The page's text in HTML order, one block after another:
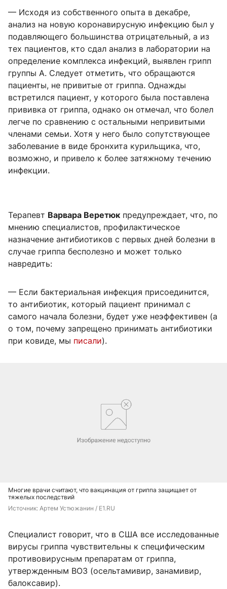
— Исходя из собственного опыта в декабре,
анализ на новую коронавирусную инфекцию был у
подавляющего большинства отрицательный, а из
тех пациентов, кто сдал анализ в лаборатории на
определение комплекса инфекций, выявлен грипп
группы А. Следует отметить, что обращаются
пациенты, не привитые от гриппа. Однажды
встретился пациент, у которого была поставлена
прививка от гриппа, однако он отмечал, что болел
легче по сравнению с остальными непривитыми
членами семьи. Хотя у него было сопутствующее
заболевание в виде бронхита курильщика, что,
возможно, и привело к более затяжному течению
инфекции.
Терапевт Варвара Веретюк предупреждает, что, по
мнению специалистов, профилактическое
назначение антибиотиков с первых дней болезни в
случае гриппа бесполезно и может только
навредить:
— Если бактериальная инфекция присоединится,
то антибиотик, который пациент принимал с
самого начала болезни, будет уже неэффективен (а
о том, почему запрещено принимать антибиотики
при ковиде, мы писали).
Многие врачи считают, что вакцинация от гриппа защищает от
тяжелых последствий
Источник: Артем Устюжанин / E1.RU
Специалист говорит, что в США все исследованные
вирусы гриппа чувствительны к специфическим
противовирусным препаратам от гриппа,
утвержденным ВОЗ (осельтамивир, занамивир,
балоксавир).